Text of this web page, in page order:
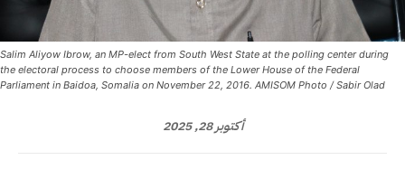
Salim Aliyow Ibrow, an MP-elect from South West State at the polling center during
the electoral process to choose members of the Lower House of the Federal
Parliament in Baidoa, Somalia on November 22, 2016. AMISOM Photo / Sabir Olad
أكتوبر 28, 2025